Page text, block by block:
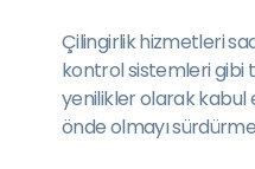
Çilingirlik hizmetleri
kontrol sistemleri gibi
yenilikler olarak kabul
önde olmayı